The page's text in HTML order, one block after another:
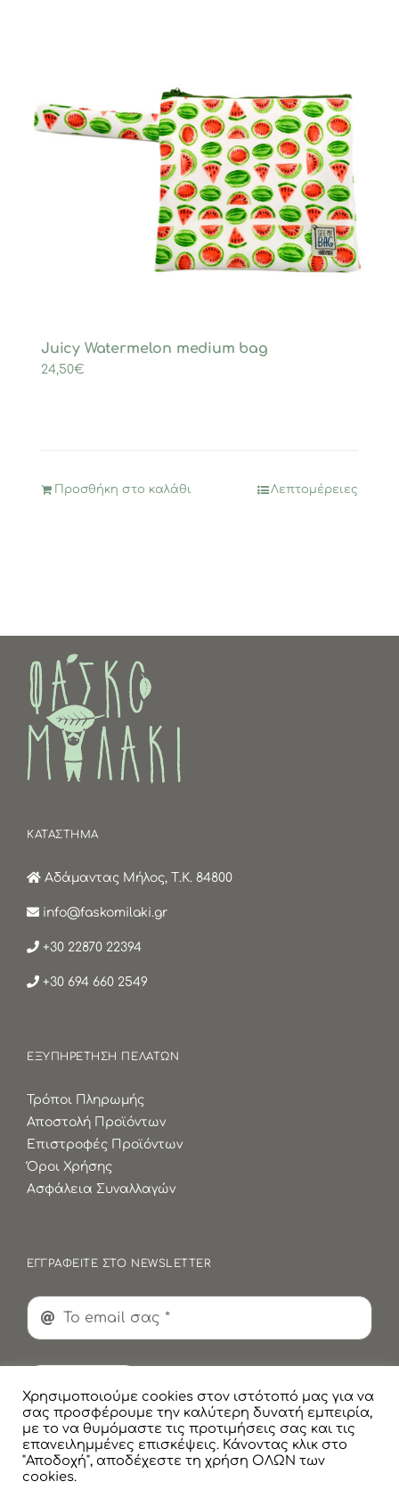
Juicy Watermelon medium bag
24,50€
Προσθήκη στο καλάθι Λεπτομέρειες
ΚΑΤΑΣΤΗΜΑ
Αδάμαντας Μήλος, Τ.Κ. 84800
info@faskomilaki.gr
+30 22870 22394
+30 694 660 2549
ΕΞΥΠΗΡΕΤΗΣΗ ΠΕΛΑΤΩΝ
Τρόποι Πληρωμής
Αποστολή Προϊόντων
Επιστροφές Προϊόντων
Όροι Χρήσης
Ασφάλεια Συναλλαγών
ΕΓΓΡΑΦΕΙΤΕ ΣΤΟ NEWSLETTER
© Copyright
Χρησιμοποιούμε cookies στον ιστότοπό μας για να
σας προσφέρουμε την καλύτερη δυνατή εμπειρία,
με το να θυμόμαστε τις προτιμήσεις σας και τις
επανειλημμένες επισκέψεις. Κάνοντας κλικ στο
"Αποδοχή", αποδέχεστε τη χρήση ΟΛΩΝ των
cookies.